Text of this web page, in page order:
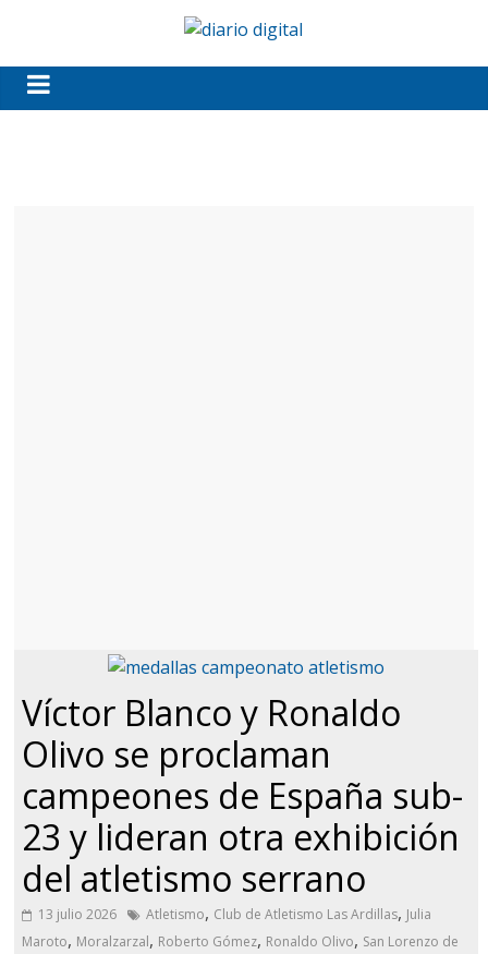
Víctor Blanco y Ronaldo
Olivo se proclaman
campeones de España sub-
23 y lideran otra exhibición
del atletismo serrano
13 julio 2026 Atletismo, Club de Atletismo Las Ardillas, Julia
Maroto, Moralzarzal, Roberto Gómez, Ronaldo Olivo, San Lorenzo de